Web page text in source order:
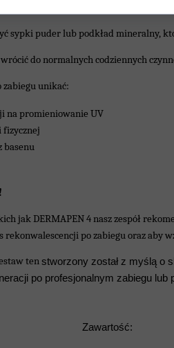
sypki puder lub podkład mineralny,
do normalnych codziennych
zabiegu unikać:
na promieniowanie UV
basenu
jak DERMAPEN 4 nasz zespół
rekonwalescencji po zabiegu oraz aby
tenstworzony został z myślą o
po profesjonalnym zabiegu lub
Zawartość: